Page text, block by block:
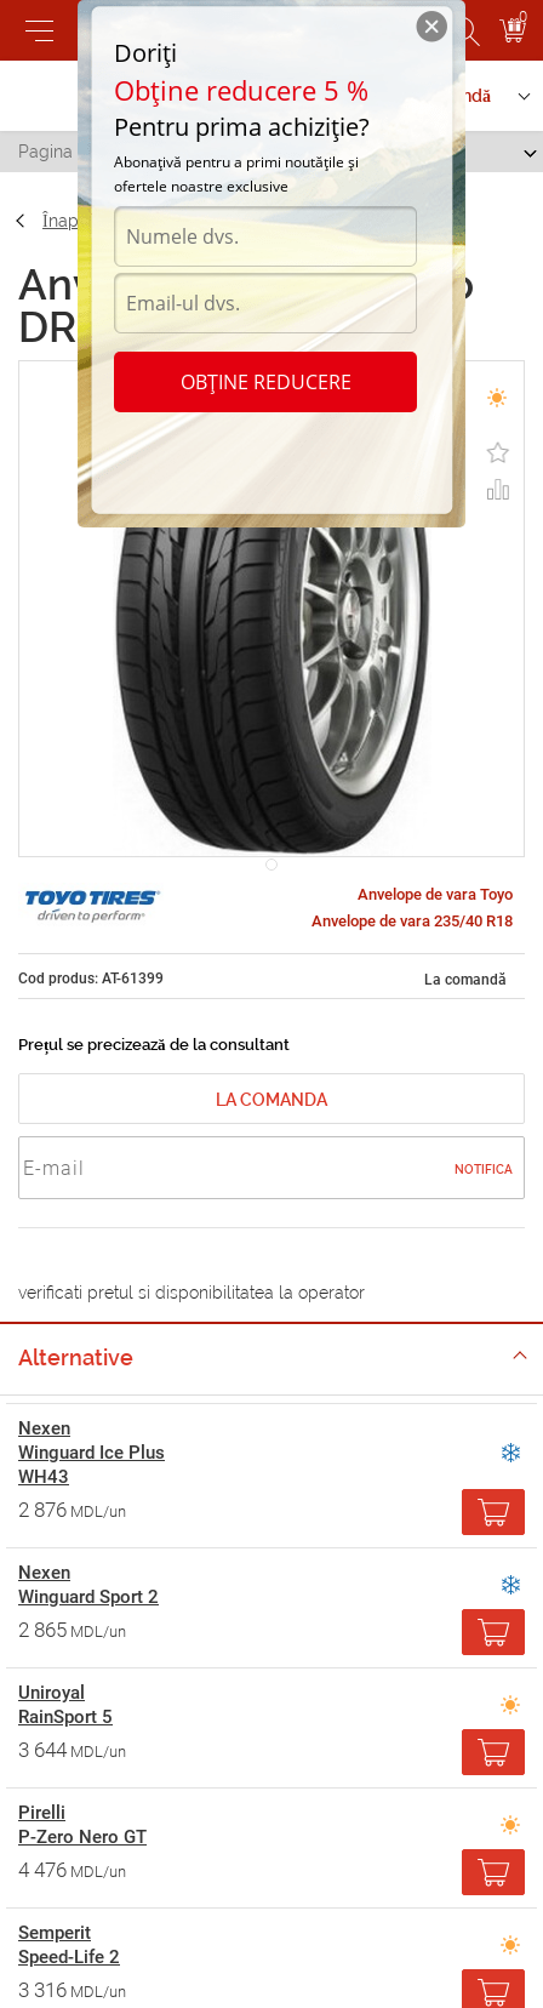
0
Contactați-ne Serviciu de comandă
Pagina principală Toyo DRB 235/40 R18 91W
Înapoi
Anvelope de vara Toyo
DRB 235/40 R18 91W
Anvelope de vara Toyo
Anvelope de vara 235/40 R18
Cod produs: AT-61399 La comandă
Prețul se precizează de la consultant
LA COMANDA
NOTIFICA
verificati pretul si disponibilitatea la operator
Alternative
Nexen
Winguard Ice Plus
WH43
2 876 MDL/un
Nexen
Winguard Sport 2
2 865 MDL/un
Uniroyal
RainSport 5
3 644 MDL/un
Pirelli
P-Zero Nero GT
4 476 MDL/un
Semperit
Speed-Life 2
3 316 MDL/un
Doriți
Obține reducere 5 %
Pentru prima achiziție?
Abonațivă pentru a primi noutățile și
ofertele noastre exclusive
OBȚINE REDUCERE